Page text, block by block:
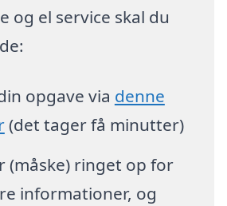
og el service skal du
opgave via denne
(det tager få minutter)
(måske) ringet op for
informationer, og